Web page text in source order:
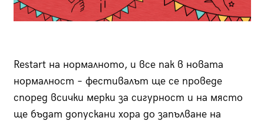
Restart на нормалното, и все пак в новата
нормалност – фестивалът ще се проведе
според всички мерки за сигурност и на място
ще бъдат допускани хора до запълване на